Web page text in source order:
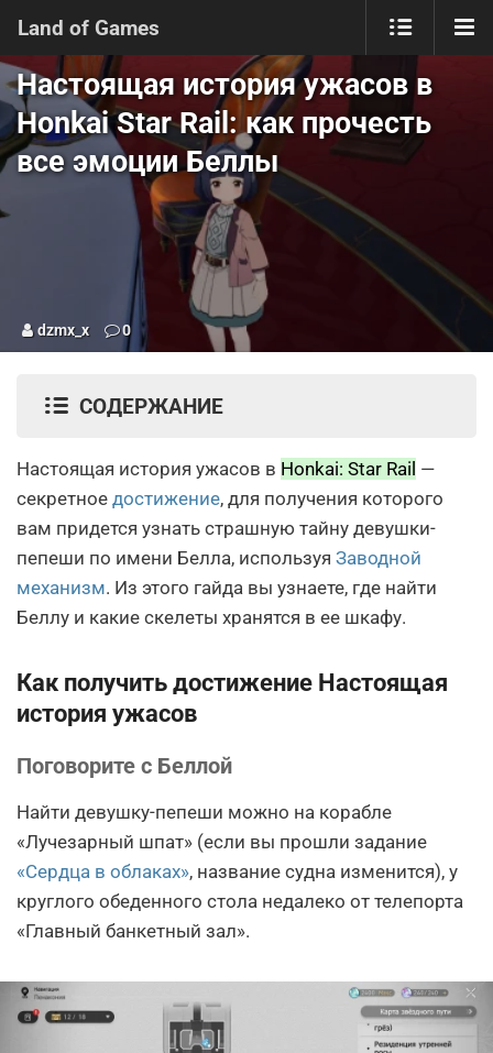
Land of Games
Настоящая история ужасов в
Honkai Star Rail: как прочесть
все эмоции Беллы
dzmx_x 0
СОДЕРЖАНИЕ
Настоящая история ужасов в Honkai: Star Rail —
секретное достижение, для получения которого
вам придется узнать страшную тайну девушки-
пепеши по имени Белла, используя Заводной
механизм. Из этого гайда вы узнаете, где найти
Беллу и какие скелеты хранятся в ее шкафу.
Как получить достижение Настоящая
история ужасов
Поговорите с Беллой
Найти девушку-пепеши можно на корабле
«Лучезарный шпат» (если вы прошли задание
«Сердца в облаках», название судна изменится), у
круглого обеденного стола недалеко от телепорта
«Главный банкетный зал».